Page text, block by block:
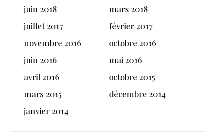
juin 2018
mars 2018
juillet 2017
février 2017
novembre 2016
octobre 2016
juin 2016
mai 2016
avril 2016
octobre 2015
mars 2015
décembre 2014
janvier 2014